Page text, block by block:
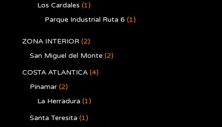
Los Cardales (1)
Parque Industrial Ruta 6 (1)
ZONA INTERIOR (2)
San Miguel del Monte (2)
COSTA ATLANTICA (4)
Pinamar (2)
La Herradura (1)
Santa Teresita (1)